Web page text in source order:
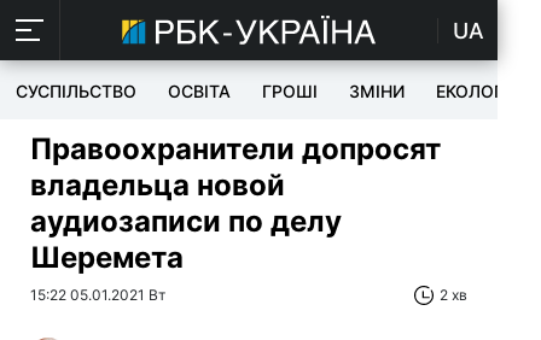
UA
СУСПІЛЬСТВО ОСВІТА ГРОШІ ЗМІНИ ЕКОЛОГІЯ
Правоохранители допросят
владельца новой
аудиозаписи по делу
Шеремета
15:22 05.01.2021 Вт 2 хв